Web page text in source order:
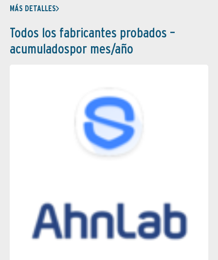
MÁS DETALLES
Todos los fabricantes probados –
acumuladospor mes/año